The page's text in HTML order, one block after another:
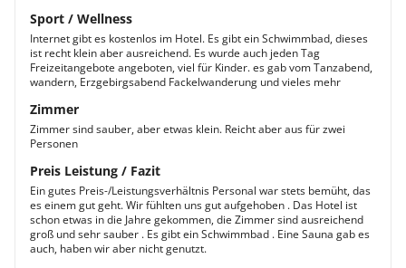
Sport / Wellness
Internet gibt es kostenlos im Hotel. Es gibt ein Schwimmbad, dieses
ist recht klein aber ausreichend. Es wurde auch jeden Tag
Freizeitangebote angeboten, viel für Kinder. es gab vom Tanzabend,
wandern, Erzgebirgsabend Fackelwanderung und vieles mehr
Zimmer
Zimmer sind sauber, aber etwas klein. Reicht aber aus für zwei
Personen
Preis Leistung / Fazit
Ein gutes Preis-/Leistungsverhältnis Personal war stets bemüht, das
es einem gut geht. Wir fühlten uns gut aufgehoben . Das Hotel ist
schon etwas in die Jahre gekommen, die Zimmer sind ausreichend
groß und sehr sauber . Es gibt ein Schwimmbad . Eine Sauna gab es
auch, haben wir aber nicht genutzt.